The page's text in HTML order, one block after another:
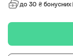
до 30 ₴ бонусних